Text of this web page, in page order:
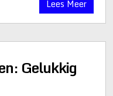
Lees Meer
Gelukkig